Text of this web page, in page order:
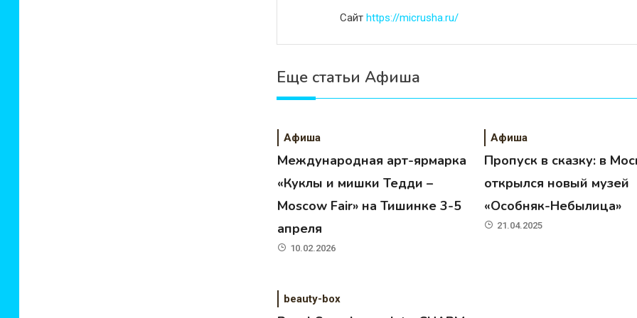
Сайт https://micrusha.ru/
Еще статьи Афиша
Афиша
Международная арт-ярмарка
«Куклы и мишки Тедди –
Moscow Fair» на Тишинке 3-5
апреля
10.02.2026
Афиша
Пропуск в сказку: в
открылся новый музей
«Особняк-Небылица»
21.04.2025
beauty-box